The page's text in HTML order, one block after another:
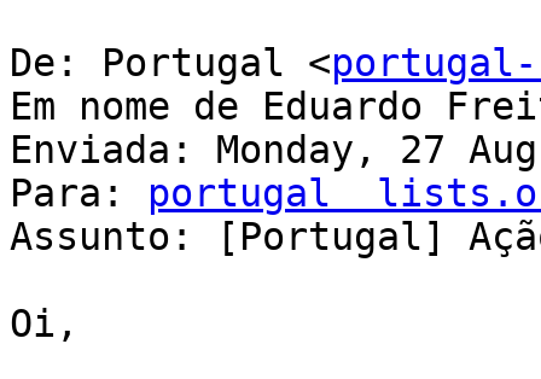
De: Portugal <
Em nome de Eduardo
Enviada: Monday, 27
Para: portugal
Assunto: [Portugal]
Oi,